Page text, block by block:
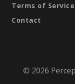
Terms of Service
Contact
© 2026